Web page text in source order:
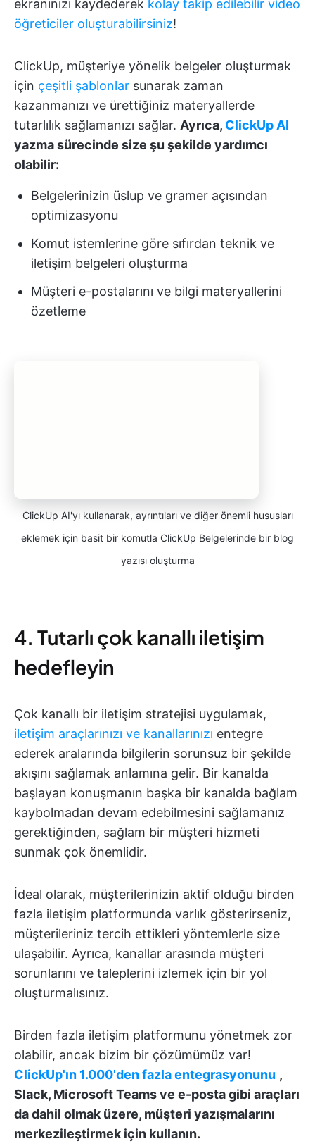
ekranınızı kaydederek kolay takip edilebilir video
öğreticiler oluşturabilirsiniz!
ClickUp, müşteriye yönelik belgeler oluşturmak
için çeşitli şablonlar sunarak zaman
kazanmanızı ve ürettiğiniz materyallerde
tutarlılık sağlamanızı sağlar. Ayrıca, ClickUp AI
yazma sürecinde size şu şekilde yardımcı
olabilir:
Belgelerinizin üslup ve gramer açısından
optimizasyonu
Komut istemlerine göre sıfırdan teknik ve
iletişim belgeleri oluşturma
Müşteri e-postalarını ve bilgi materyallerini
özetleme
ClickUp AI'yı kullanarak, ayrıntıları ve diğer önemli hususları
eklemek için basit bir komutla ClickUp Belgelerinde bir blog
yazısı oluşturma
4. Tutarlı çok kanallı iletişim
hedefleyin
Çok kanallı bir iletişim stratejisi uygulamak,
iletişim araçlarınızı ve kanallarınızı entegre
ederek aralarında bilgilerin sorunsuz bir şekilde
akışını sağlamak anlamına gelir. Bir kanalda
başlayan konuşmanın başka bir kanalda bağlam
kaybolmadan devam edebilmesini sağlamanız
gerektiğinden, sağlam bir müşteri hizmeti
sunmak çok önemlidir.
İdeal olarak, müşterilerinizin aktif olduğu birden
fazla iletişim platformunda varlık gösterirseniz,
müşterileriniz tercih ettikleri yöntemlerle size
ulaşabilir. Ayrıca, kanallar arasında müşteri
sorunlarını ve taleplerini izlemek için bir yol
oluşturmalısınız.
Birden fazla iletişim platformunu yönetmek zor
olabilir, ancak bizim bir çözümümüz var!
ClickUp'ın 1.000'den fazla entegrasyonunu ,
Slack, Microsoft Teams ve e-posta gibi araçları
da dahil olmak üzere, müşteri yazışmalarını
merkezileştirmek için kullanın.